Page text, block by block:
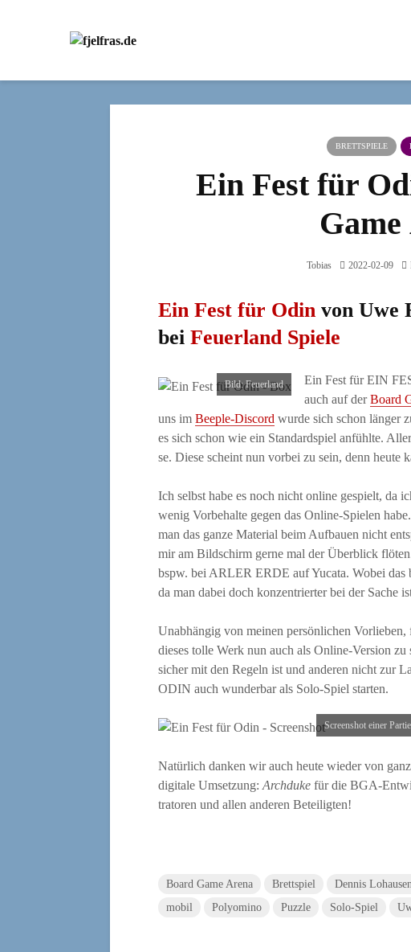
BRETTSPIELE
Ein Fest für
Tobias 2022-02-09
Ein Fest für Odin von Uwe
bei Feuerland Spiele
Bild: Feu­er­land
Ein Fest für EIN
auch auf derBoard
uns im Bee­p­le-Dis­cord wur­de sich schon län­ger
es sich schon wie ein Stan­dard­spiel anfühl­te.
se. Die­se scheint nun vor­bei zu sein, denn
Ich selbst habe es noch nicht online gespielt, da
wenig Vor­be­hal­te gegen das Online-Spie­len
man das gan­ze Mate­ri­al beim Auf­bau­en nicht
mir am Bild­schirm ger­ne mal der Über­blick
bspw. bei ARLER ERDE auf Yuca­ta. Wobei das
da man dabei doch kon­zen­trier­ter bei der Sache
Unab­hän­gig von mei­nen per­sön­li­chen
die­ses tol­le Werk nun auch als Online-Ver­si­on
sicher mit den Regeln ist und ande­ren nicht zur
ODIN auch wun­der­bar als Solo-Spiel starten.
Screen­shot einer
Natür­lich dan­ken wir auch heu­te wie­der von
digi­ta­le Umset­zung: Arch­du­ke für die BGA-
tra­to­ren und allen ande­ren Beteiligten!
Board Game Arena Brettspiel Dennis
mobil
Polyomino Puzzle Solo-Spiel